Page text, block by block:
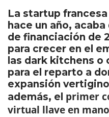
La startup
hace un año,
de financiación de
para crecer en el
las dark kitchens o
para el reparto a
expansión
además, el primer
virtual llave en mano